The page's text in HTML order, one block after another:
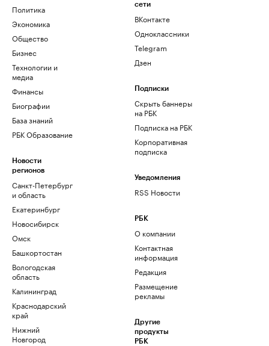
Политика
Экономика
Общество
Бизнес
Технологии и
медиа
Финансы
Биографии
База знаний
РБК Образование
Новости
регионов
Санкт-Петербург
и область
Екатеринбург
Новосибирск
Омск
Башкортостан
Вологодская
область
Калининград
Краснодарский
край
Нижний
Новгород
сети
ВКонтакте
Одноклассники
Telegram
Дзен
Подписки
Скрыть баннеры
на РБК
Подписка на РБК
Корпоративная
подписка
Уведомления
RSS Новости
РБК
О компании
Контактная
информация
Редакция
Размещение
рекламы
Другие
продукты
РБК